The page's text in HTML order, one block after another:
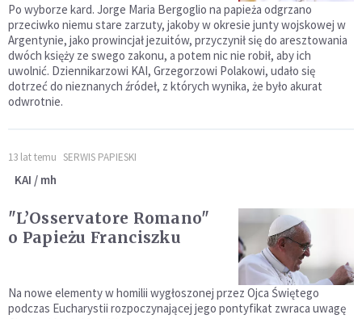
Po wyborze kard. Jorge Maria Bergoglio na papieża odgrzano
przeciwko niemu stare zarzuty, jakoby w okresie junty wojskowej w
Argentynie, jako prowincjał jezuitów, przyczynił się do aresztowania
dwóch księży ze swego zakonu, a potem nic nie robił, aby ich
uwolnić. Dziennikarzowi KAI, Grzegorzowi Polakowi, udało się
dotrzeć do nieznanych źródeł, z których wynika, że było akurat
odwrotnie.
13 lat temu SERWIS PAPIESKI
KAI / mh
"L’Osservatore Romano"
o Papieżu Franciszku
Na nowe elementy w homilii wygłoszonej przez Ojca Świętego
podczas Eucharystii rozpoczynającej jego pontyfikat zwraca uwagę